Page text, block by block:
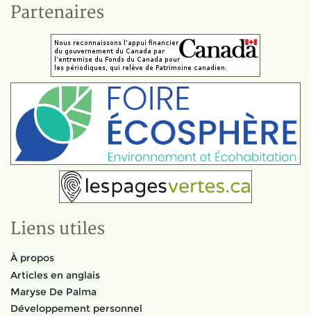
Partenaires
Liens utiles
À propos
Articles en anglais
Maryse De Palma
Développement personnel